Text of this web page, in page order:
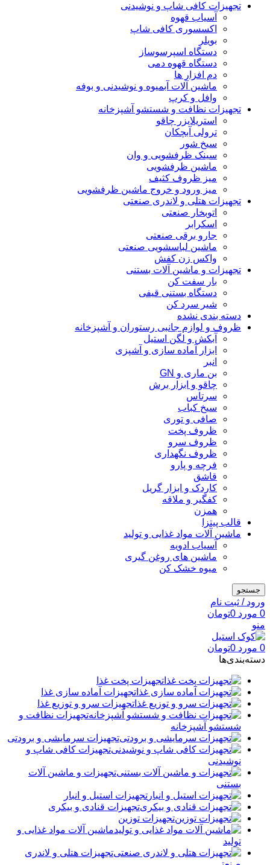
تجهیزات کافی شاپ و نوشیدنی
آسیاب قهوه
اکسسوری کافی شاپ
بویلر
دستگاه اسپرسوساز
دستگاه قهوه دمی
دم افزار ها
ماشین آلات آبمیوه و نوشیدنی و بوفه
وافل و کرپ
تجهیزات نظافت و شستشو آشپزخانه
استریلایزر چاقو
ترولی آبچکان
سیخ شور
سینک ظرفشویی و وان
ماشین ظرفشویی
میز ظروف کثیف
میز ورود و خروج ماشین ظرفشویی
تجهیزات هتلی و لاندری صنعتی
اتوبخار صنعتی
اسکرابر
جارو برقی صنعتی
ماشین لباسشویی صنعتی
واکس زن کفش
تجهیزات و ماشین آلات بستنی
بار سفت کن
دستگاه بستنی قیفی
شیر سرد کن
دسته بندی نشده
ظروف و لوازم جانبی رستوران و آشپزخانه
آبکش و لگن استیل
ابزار آماده سازی و آشپزی
انبر
بن ماری و GN
چاقو و ابزار برش
سرتاس
سیخ کباب
صافی و توری
ظروف پخت
ظروف سرو
ظروف نگهداری
فرچه و پارو
قاشق
کاردک و ابزار گریل
کفگیر و ملاقه
همزن
قالب پیتزا
ماشین آلات مواد غذایی و تولید
آسیاب ادویه
ماشین های روغن گیری
میوه خشک کن
جستجو
ورود / ثبت نام
0 مورد 0تومان
منو
0 مورد 0تومان
دسته‌بندی‌ها
تجهیزات پخت غذا
تجهیزات آماده سازی غذا
تجهیزات سرو و توزیع غذا
تجهیزات نظافت و
شستشو آشپزخانه
تجهیزات سرمایشی و برودتی
تجهیزات کافی شاپ و
نوشیدنی
تجهیزات و ماشین آلات
بستنی
تجهیزات استیل و انبار
تجهیزات قنادی و بیکری
تجهیزات توزین
ماشین آلات مواد غذایی و
تولید
تجهیزات هتلی و لاندری